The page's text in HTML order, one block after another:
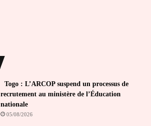
Togo : L’ARCOP suspend un processus de
recrutement au ministère de l’Éducation
nationale
05/08/2026